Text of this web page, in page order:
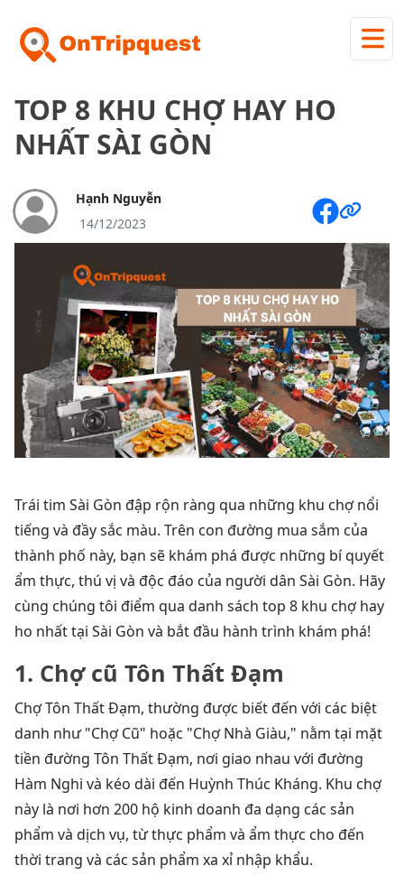
TOP 8 KHU CHỢ HAY HO
NHẤT SÀI GÒN
Hạnh Nguyễn
14/12/2023
Trái tim Sài Gòn đập rộn ràng qua những khu chợ nổi
tiếng và đầy sắc màu. Trên con đường mua sắm của
thành phố này, bạn sẽ khám phá được những bí quyết
ẩm thực, thú vị và độc đáo của người dân Sài Gòn. Hãy
cùng chúng tôi điểm qua danh sách top 8 khu chợ hay
ho nhất tại Sài Gòn và bắt đầu hành trình khám phá!
1. Chợ cũ Tôn Thất Đạm
Chợ Tôn Thất Đạm, thường được biết đến với các biệt
danh như "Chợ Cũ" hoặc "Chợ Nhà Giàu," nằm tại mặt
tiền đường Tôn Thất Đạm, nơi giao nhau với đường
Hàm Nghi và kéo dài đến Huỳnh Thúc Kháng. Khu chợ
này là nơi hơn 200 hộ kinh doanh đa dạng các sản
phẩm và dịch vụ, từ thực phẩm và ẩm thực cho đến
thời trang và các sản phẩm xa xỉ nhập khẩu.